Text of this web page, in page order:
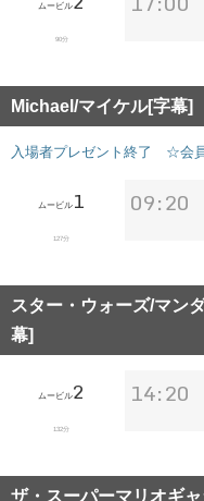
ムービル
90分
Michael/マイケル[字幕]
入場者プレゼント終了 ☆会
ムービル 1
127分
09:20
スター・ウォーズ/マン
幕]
ムービル2
132分
14:20
ザ・スーパーマリオギ